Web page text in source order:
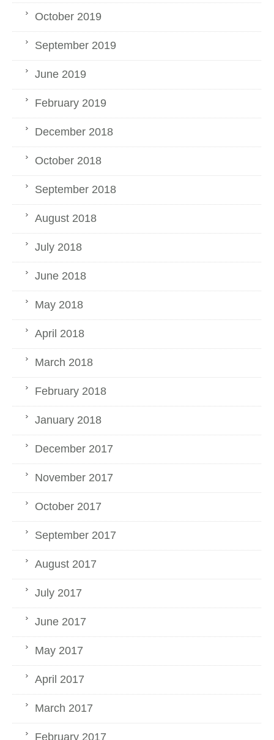
October 2019
September 2019
June 2019
February 2019
December 2018
October 2018
September 2018
August 2018
July 2018
June 2018
May 2018
April 2018
March 2018
February 2018
January 2018
December 2017
November 2017
October 2017
September 2017
August 2017
July 2017
June 2017
May 2017
April 2017
March 2017
February 2017